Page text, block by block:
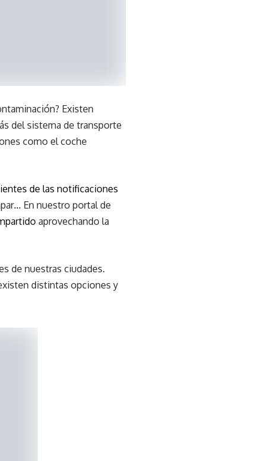
Existen
del sistema de transporte
como el coche
de las notificaciones
En nuestro portal de
aprovechando la
de nuestras ciudades.
distintas opciones y